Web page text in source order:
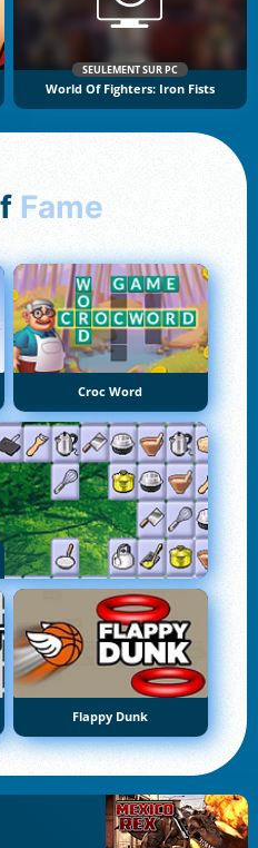
SEULEMENT SUR PC
World Of Fighters: Iron Fists
Fame
Croc Word
Flappy Dunk